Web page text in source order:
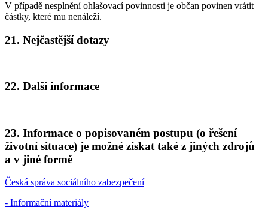
V případě nesplnění ohlašovací povinnosti je občan povinen vrátit
částky, které mu nenáleží.
21. Nejčastější dotazy
22. Další informace
23. Informace o popisovaném postupu (o řešení
životní situace) je možné získat také z jiných zdrojů
a v jiné formě
Česká správa sociálního zabezpečení
- Informační materiály